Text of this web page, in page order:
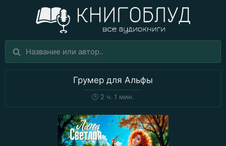
Грумер для Альфы
🕒 2 ч. 1 мин.